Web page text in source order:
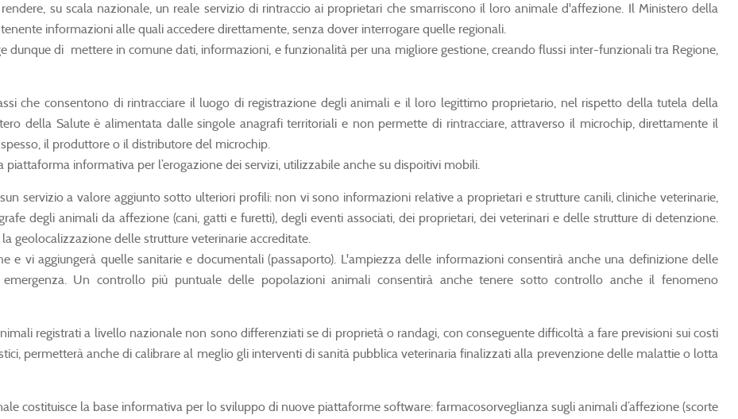
su scala nazionale, un reale servizio di rintraccio ai proprietari che smarriscono il loro animale d'affezione. Il Ministero della
informazioni alle quali accedere direttamente, senza dover interrogare quelle regionali.
dunque di mettere in comune dati, informazioni, e funzionalità per una migliore gestione, creando flussi inter-funzionali tra Regione,
che consentono di rintracciare il luogo di registrazione degli animali e il loro legittimo proprietario, nel rispetto della tutela della
della Salute è alimentata dalle singole anagrafi territoriali e non permette di rintracciare, attraverso il microchip, direttamente il
il produttore o il distributore del microchip.
informativa per l’erogazione dei servizi, utilizzabile anche su dispoitivi mobili.
servizio a valore aggiunto sotto ulteriori profili: non vi sono informazioni relative a proprietari e strutture canili, cliniche veterinarie,
degli animali da affezione (cani, gatti e furetti), degli eventi associati, dei proprietari, dei veterinari e delle strutture di detenzione.
geolocalizzazione delle strutture veterinarie accreditate.
e vi aggiungerà quelle sanitarie e documentali (passaporto). L'ampiezza delle informazioni consentirà anche una definizione delle
Un controllo più puntuale delle popolazioni animali consentirà anche tenere sotto controllo anche il fenomeno
registrati a livello nazionale non sono differenziati se di proprietà o randagi, con conseguente difficoltà a fare previsioni sui costi
permetterà anche di calibrare al meglio gli interventi di sanità pubblica veterinaria finalizzati alla prevenzione delle malattie o lotta
costituisce la base informativa per lo sviluppo di nuove piattaforme software: farmacosorveglianza sugli animali d’affezione (scorte